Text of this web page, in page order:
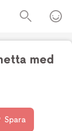
med
Spara